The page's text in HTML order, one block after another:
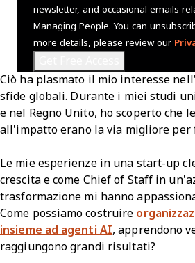
newsletter, and occasional emails
Managing People. You can
more details, please review our
Ciò ha plasmato il mio interesse
sfide globali. Durante i miei studi
e nel Regno Unito, ho scoperto che
all’impatto erano la via migliore per
Le mie esperienze in una start-up
crescita e come Chief of Staff in
trasformazione mi hanno
Come possiamo costruire
insieme ad agenti AI, apprendono
raggiungono grandi risultati?